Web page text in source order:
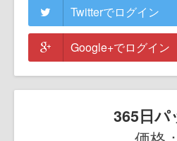
Twitterでログイン
Google+でログイン
365日パ